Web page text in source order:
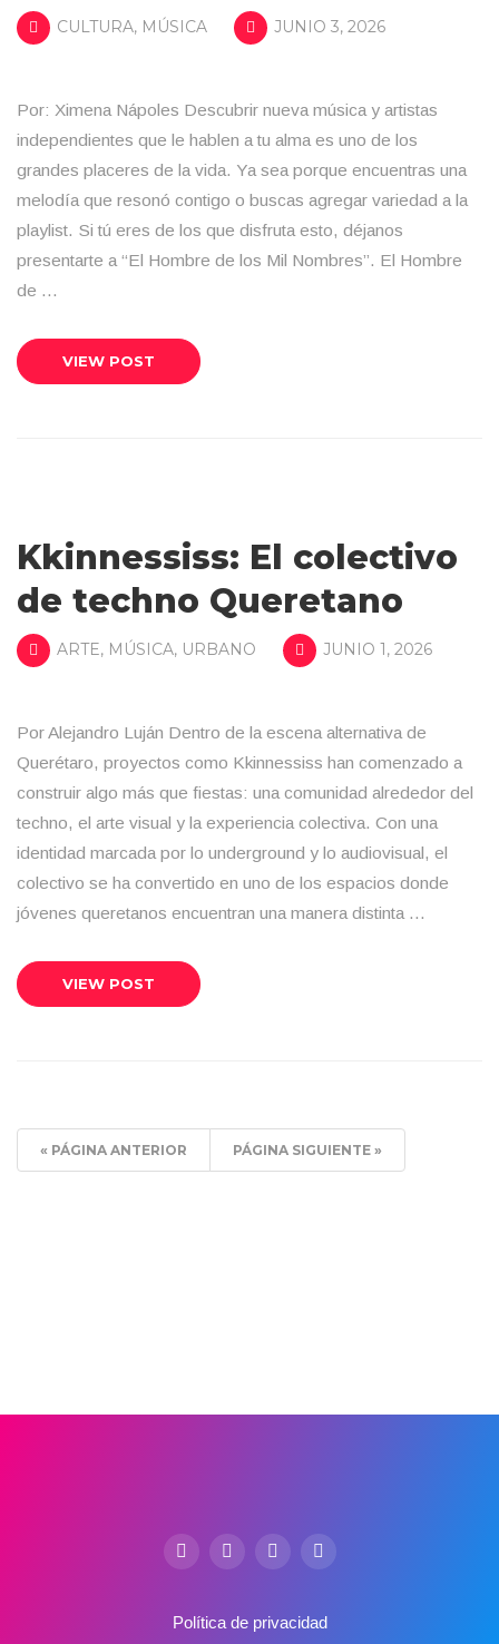
CULTURA, MÚSICA JUNIO 3, 2026
Por: Ximena Nápoles Descubrir nueva música y artistas
independientes que le hablen a tu alma es uno de los
grandes placeres de la vida. Ya sea porque encuentras una
melodía que resonó contigo o buscas agregar variedad a la
playlist. Si tú eres de los que disfruta esto, déjanos
presentarte a “El Hombre de los Mil Nombres”. El Hombre
de …
VIEW POST
Kkinnessiss: El colectivo
de techno Queretano
ARTE, MÚSICA, URBANO JUNIO 1, 2026
Por Alejandro Luján Dentro de la escena alternativa de
Querétaro, proyectos como Kkinnessiss han comenzado a
construir algo más que fiestas: una comunidad alrededor del
techno, el arte visual y la experiencia colectiva. Con una
identidad marcada por lo underground y lo audiovisual, el
colectivo se ha convertido en uno de los espacios donde
jóvenes queretanos encuentran una manera distinta …
VIEW POST
« PÁGINA ANTERIOR PÁGINA SIGUIENTE »
Política de privacidad